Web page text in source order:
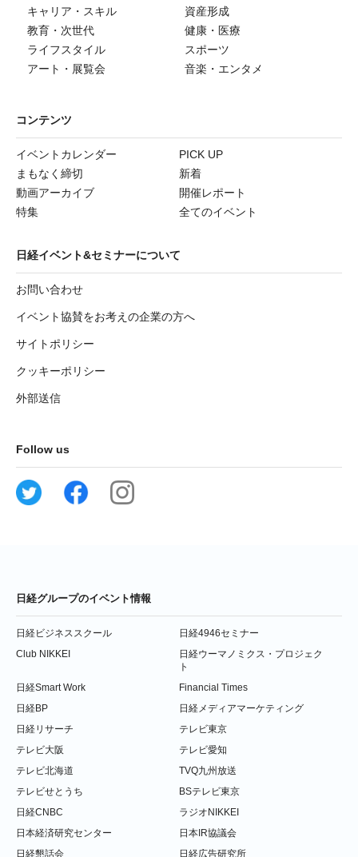
キャリア・スキル
資産形成
教育・次世代
健康・医療
ライフスタイル
スポーツ
アート・展覧会
音楽・エンタメ
コンテンツ
イベントカレンダー
PICK UP
まもなく締切
新着
動画アーカイブ
開催レポート
特集
全てのイベント
日経イベント&セミナーについて
お問い合わせ
イベント協賛をお考えの企業の方へ
サイトポリシー
クッキーポリシー
外部送信
Follow us
日経グループのイベント情報
日経ビジネススクール
日経4946セミナー
Club NIKKEI
日経ウーマノミクス・プロジェク
ト
日経Smart Work
Financial Times
日経BP
日経メディアマーケティング
日経リサーチ
テレビ東京
テレビ大阪
テレビ愛知
テレビ北海道
TVQ九州放送
テレビせとうち
BSテレビ東京
日経CNBC
ラジオNIKKEI
日本経済研究センター
日本IR協議会
日経懇話会
日経広告研究所